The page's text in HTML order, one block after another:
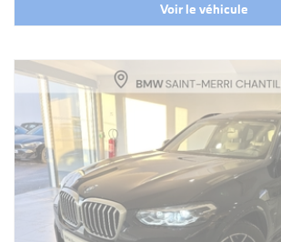
Voir le véhicule